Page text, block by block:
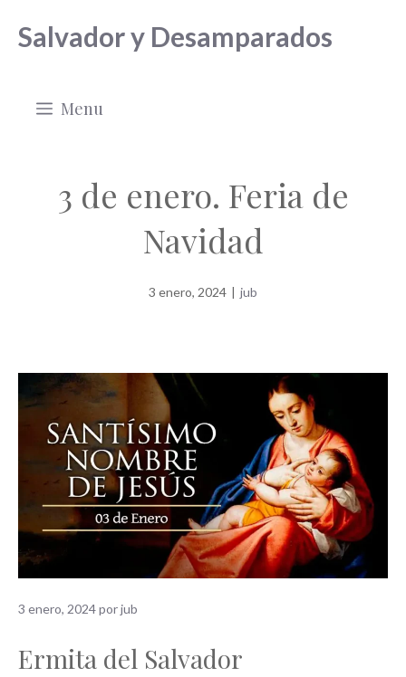
Salvador y Desamparados
Menu
3 de enero. Feria de
Navidad
3 enero, 2024 | jub
3 enero, 2024porjub
Ermita del Salvador